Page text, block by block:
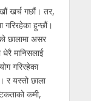
खर्च गछौं। तर,
गरिरहेका हुन्छौं।
छालामा असर
मानिसलाई
गरिरहेका
र यस्तो छाला
कमी,